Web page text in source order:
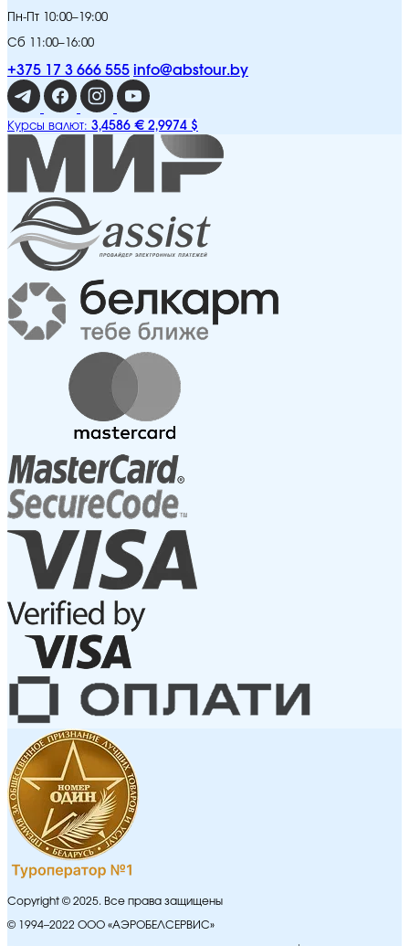
Пн-Пт 10:00–19:00
Сб 11:00–16:00
+375 17 3 666 555 info@abstour.by
Курсы валют: 3,4586 € 2,9974 $
Copyright © 2025. Все права защищены
© 1994–2022 ООО «АЭРОБЕЛСЕРВИС»